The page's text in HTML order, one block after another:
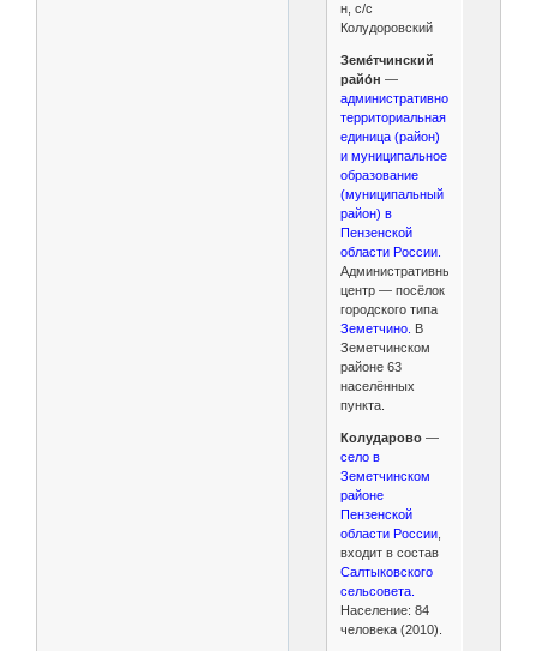
н, с/с
Колудоровский
Земе́тчинский
райо́н —
административно-
территориальная
единица (район)
и муниципальное
образование
(муниципальный
район) в
Пензенской
области России.
Административный
центр — посёлок
городского типа
Земетчино.
В
Земетчинском
районе 63
населённых
пункта.
Колударово—
село в
Земетчинском
районе
Пензенской
области России,
входит в состав
Салтыковского
сельсовета.
Население: 84
человека (2010).